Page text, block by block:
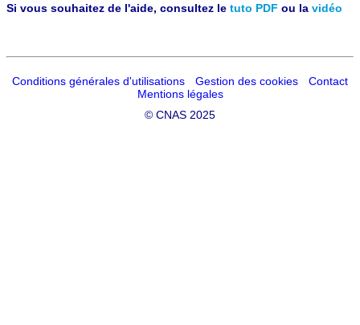
Si vous souhaitez de l'aide, consultez le tuto PDF ou la vidéo
Conditions générales d'utilisations Gestion des cookies
Contact
Mentions légales
© CNAS 2025